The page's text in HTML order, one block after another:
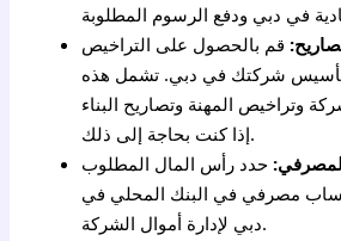
قم بالحصول على التراخيص
لتأسيس شركتك في دبي. تشمل هذه
وتراخيص المهنة وتصاريح البناء
إذا كنت بحاجة إلى ذلك.
حدد رأس المال المطلوب
مصرفي في البنك المحلي في
دبي لإدارة أموال الشركة.